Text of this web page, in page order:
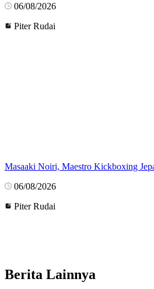
06/08/2026
Piter Rudai
Masaaki Noiri, Maestro Kickboxing
06/08/2026
Piter Rudai
Berita Lainnya